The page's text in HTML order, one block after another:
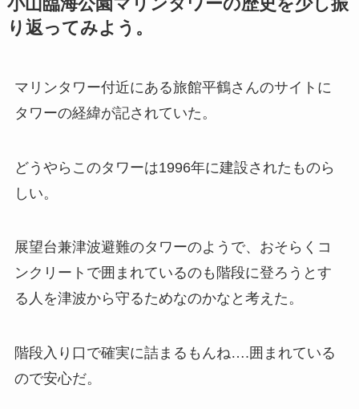
小山臨海公園マリンタワーの歴史を少し振
り返ってみよう。
マリンタワー付近にある旅館平鶴さんのサイトに
タワーの経緯が記されていた。
どうやらこのタワーは1996年に建設されたものら
しい。
展望台兼津波避難のタワーのようで、おそらくコ
ンクリートで囲まれているのも階段に登ろうとす
る人を津波から守るためなのかなと考えた。
階段入り口で確実に詰まるもんね….囲まれている
ので安心だ。